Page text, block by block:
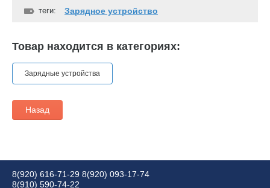
теги: Зарядное устройство
Товар находится в категориях:
Зарядные устройства
Назад
8(920) 616-71-29 8(920) 093-17-74
8(910) 590-74-22